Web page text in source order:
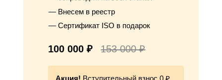
Внесем в реестр
Сертификат ISO в подарок
100 000 ₽ 153 000 ₽
Акция! Вступительный взнос 0 ₽